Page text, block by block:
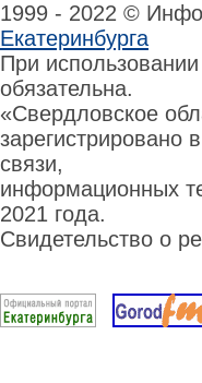
1999 - 2022 ©
Екатеринбурга
При
обязательна.
«Свердловское
зарегистрировано
связи,
информационных
2021 года.
Свидетельство о